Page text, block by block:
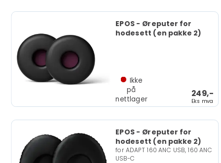
EPOS - Øreputer for
hodesett (en pakke 2)
249,-
Eks mva
Ikke
på
nettlager
EPOS - Øreputer for
hodesett (en pakke 2)
for ADAPT 160 ANC USB, 160 ANC
USB-C